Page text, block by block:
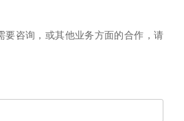
要咨询，或其他业务方面的合作，请